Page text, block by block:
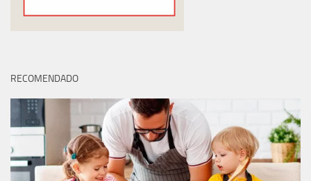
RECOMENDADO